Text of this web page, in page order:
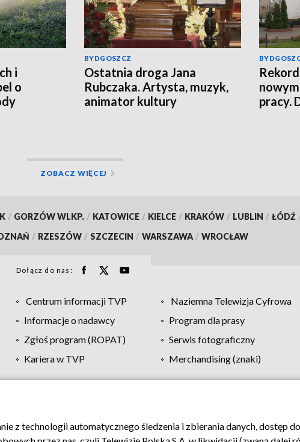
i
o
BYDGOSZCZ
Ostatnia droga Jana
Rubczaka. Artysta, muzyk,
animator kultury
pracy.
ZOBACZ WIĘCEJ
/ GORZÓW WLKP. / KATOWICE / KIELCE / KRAKÓW / LUBLIN / ŁÓDŹ
/ RZESZÓW / SZCZECIN / WARSZAWA / WROCŁAW
Dołącz do nas:
Centrum informacji TVP Naziemna Telewizja Cyfrowa
Informacje o nadawcy
Program dla prasy
Zgłoś program (ROPAT)
Serwis fotograficzny
Kariera w TVP
Merchandising (znaki)
Moje zgody Pomoc Biuro reklamy Kontakt
z technologii automatycznego śledzenia i zbierania danych, dostęp